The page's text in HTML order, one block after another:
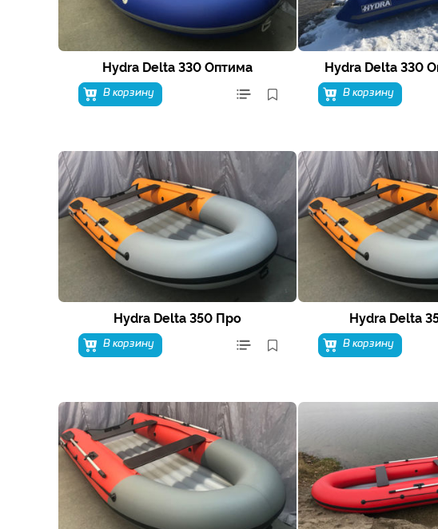
Hydra Delta 330 Оптима
В корзину
Hydra Delta 330
В корзину
Hydra Delta 350 Про
В корзину
Hydra Delta
В корзину